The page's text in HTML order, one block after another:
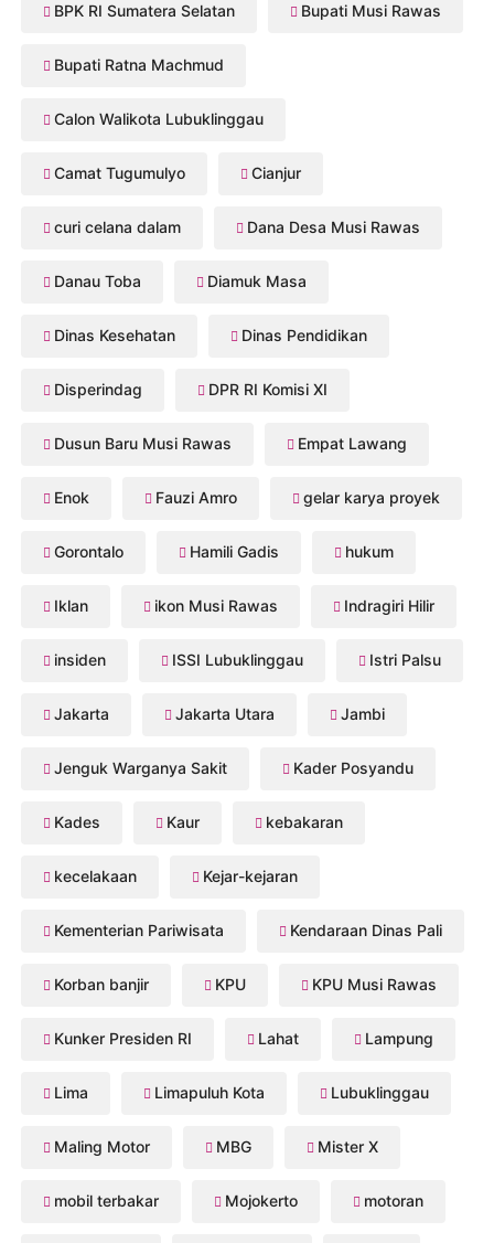
BPK RI Sumatera Selatan Bupati Musi Rawas
Bupati Ratna Machmud
Calon Walikota Lubuklinggau
Camat Tugumulyo Cianjur
curi celana dalam Dana Desa Musi Rawas
Danau Toba Diamuk Masa
Dinas Kesehatan Dinas Pendidikan
Disperindag DPR RI Komisi XI
Dusun Baru Musi Rawas Empat Lawang
Enok Fauzi Amro gelar karya proyek
Gorontalo Hamili Gadis hukum
Iklan ikon Musi Rawas Indragiri Hilir
insiden ISSI Lubuklinggau Istri Palsu
Jakarta Jakarta Utara Jambi
Jenguk Warganya Sakit Kader Posyandu
Kades Kaur kebakaran
kecelakaan Kejar-kejaran
Kementerian Pariwisata Kendaraan Dinas Pali
Korban banjir KPU KPU Musi Rawas
Kunker Presiden RI Lahat Lampung
Lima Limapuluh Kota Lubuklinggau
Maling Motor MBG Mister X
mobil terbakar Mojokerto motoran